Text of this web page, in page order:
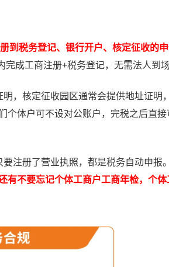
到税务登记、银行开户、核定征收的
成工商注册+税务登记，无需法人到场
，核定征收园区通常会提供地址证明
个体户可不设对公账户，完税之后直
注册了营业执照，都是税务自动申报
有不要忘记个体工商户工商年检，个